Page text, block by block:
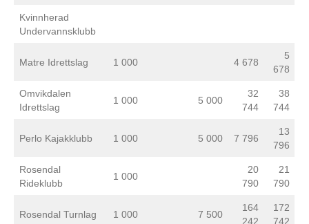
Kvinnherad
Undervannsklubb
Matre Idrettslag 1 000 4 678
5
678
Omvikdalen
Idrettslag
1 000 5 000
32
744
38
744
Perlo Kajakklubb 1 000 5 000 7 796
13
796
Rosendal
Rideklubb
1 000
20
790
21
790
Rosendal Turnlag 1 000 7 500
164
242
172
742